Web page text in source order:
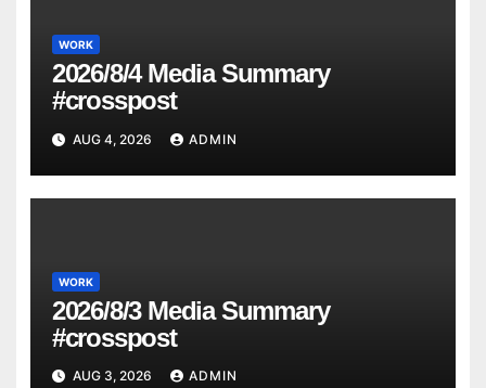
WORK
2026/8/4 Media Summary
#crosspost
AUG 4, 2026 ADMIN
WORK
2026/8/3 Media Summary
#crosspost
AUG 3, 2026 ADMIN